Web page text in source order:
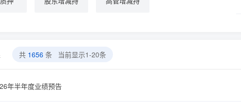
共 1656 条 当前显示1-20条
年半年度业绩预告